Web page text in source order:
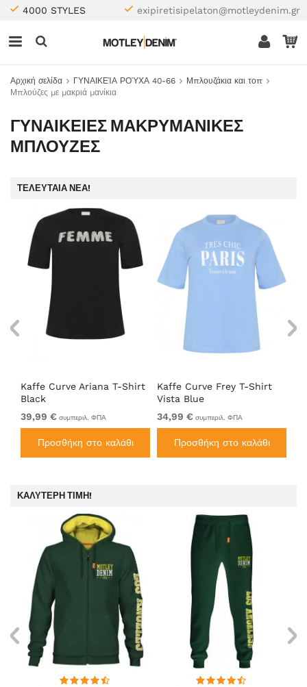
4000 STYLES exipiretisipelaton@motleydenim.gr
Αρχική σελίδα ΓΥΝΑΙΚΕΊΑ ΡΟΎΧΑ 40-66
Μπλουζάκια και τοπ
Μπλούζες με μακριά μανίκια
ΓΥΝΑΙΚΕΊΕΣ ΜΑΚΡΥΜΆΝΙΚΕΣ
ΜΠΛΟΎΖΕΣ
ΤΕΛΕΥΤΑΊΑ ΝΈΑ!
Kaffe Curve Ariana T-Shirt
Black
39,99 € συμπεριλ. ΦΠΑ
Προσθήκη στο καλάθι
Kaffe Curve Frey T-Shirt
Vista Blue
34,99 € συμπεριλ. ΦΠΑ
Προσθήκη στο καλάθι
ΚΑΛΎΤΕΡΗ ΤΙΜΉ!